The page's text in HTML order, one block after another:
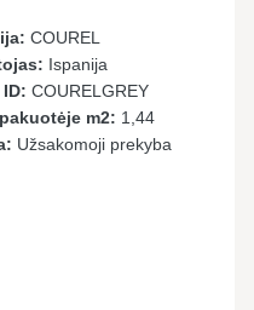
COUREL
Ispanija
COURELGREY
m2: 1,44
Užsakomoji prekyba